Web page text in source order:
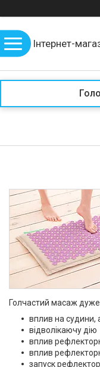
Інтернет-
Голчастий масаж дуже
вплив на судини,
відволікаючу дію
вплив
вплив
запуск